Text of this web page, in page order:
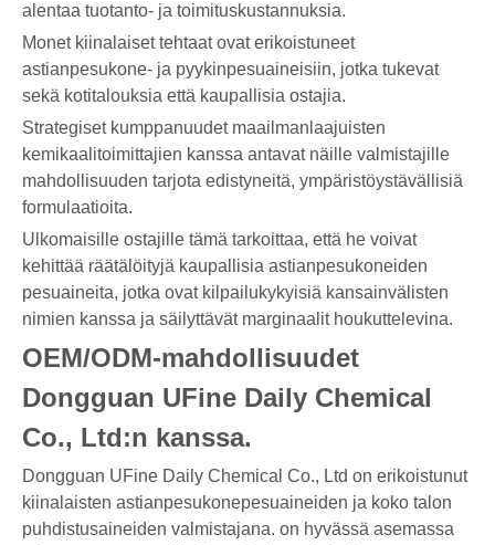
alentaa tuotanto- ja toimituskustannuksia.
Monet kiinalaiset tehtaat ovat erikoistuneet
astianpesukone- ja pyykinpesuaineisiin, jotka tukevat
sekä kotitalouksia että kaupallisia ostajia.
Strategiset kumppanuudet maailmanlaajuisten
kemikaalitoimittajien kanssa antavat näille valmistajille
mahdollisuuden tarjota edistyneitä, ympäristöystävällisiä
formulaatioita.
Ulkomaisille ostajille tämä tarkoittaa, että he voivat
kehittää räätälöityjä kaupallisia astianpesukoneiden
pesuaineita, jotka ovat kilpailukykyisiä kansainvälisten
nimien kanssa ja säilyttävät marginaalit houkuttelevina.
OEM/ODM-mahdollisuudet
Dongguan UFine Daily Chemical
Co., Ltd:n kanssa.
Dongguan UFine Daily Chemical Co., Ltd on erikoistunut
kiinalaisten astianpesukonepesuaineiden ja koko talon
puhdistusaineiden valmistajana. on hyvässä asemassa